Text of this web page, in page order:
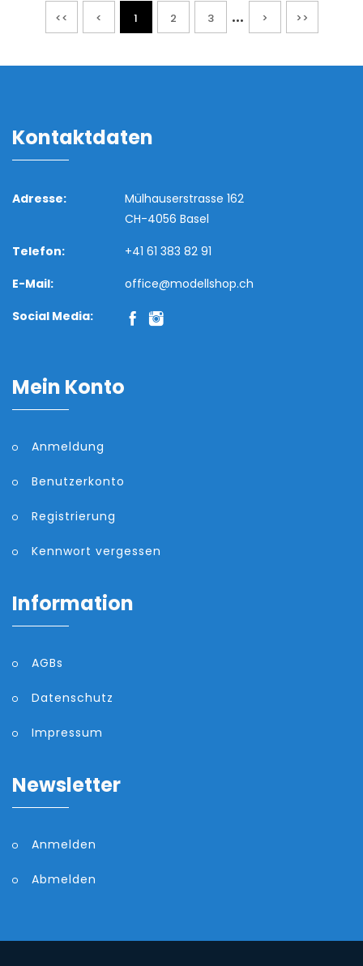
<< < 1 2 3 ... > >>
Kontaktdaten
Adresse:
Mülhauserstrasse 162
CH-4056 Basel
Telefon:
+41 61 383 82 91
E-Mail:
office@modellshop.ch
Social Media:
Mein Konto
Anmeldung
Benutzerkonto
Registrierung
Kennwort vergessen
Information
AGBs
Datenschutz
Impressum
Newsletter
Anmelden
Abmelden